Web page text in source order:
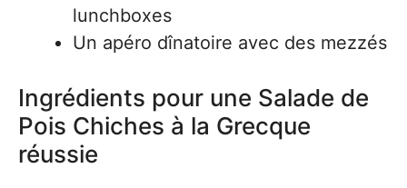
lunchboxes
Un apéro dînatoire avec des mezzés
Ingrédients pour une Salade de
Pois Chiches à la Grecque
réussie